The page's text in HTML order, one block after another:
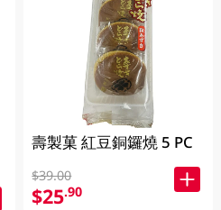
壽製菓 紅豆銅鑼燒 5 PC
$39.00
$25.90